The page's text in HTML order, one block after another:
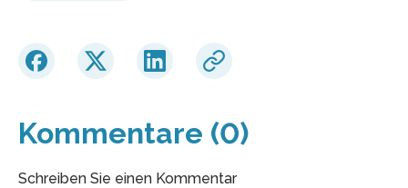
Kommentare (0)
Schreiben Sie einen Kommentar